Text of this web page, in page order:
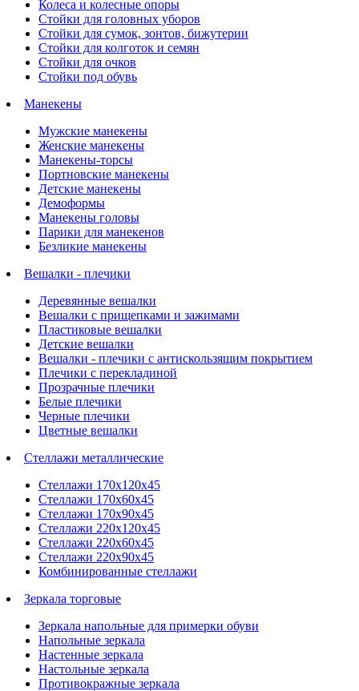
Колеса и колесные опоры
Стойки для головных уборов
Стойки для сумок, зонтов, бижутерии
Стойки для колготок и семян
Стойки для очков
Стойки под обувь
Манекены
Мужские манекены
Женские манекены
Манекены-торсы
Портновские манекены
Детские манекены
Демоформы
Манекены головы
Парики для манекенов
Безликие манекены
Вешалки - плечики
Деревянные вешалки
Вешалки с прищепками и зажимами
Пластиковые вешалки
Детские вешалки
Вешалки - плечики с антискользящим покрытием
Плечики с перекладиной
Прозрачные плечики
Белые плечики
Черные плечики
Цветные вешалки
Стеллажи металлические
Стеллажи 170х120х45
Стеллажи 170х60х45
Стеллажи 170х90х45
Стеллажи 220х120х45
Стеллажи 220х60х45
Стеллажи 220х90х45
Комбинированные стеллажи
Зеркала торговые
Зеркала напольные для примерки обуви
Напольные зеркала
Настенные зеркала
Настольные зеркала
Противокражные зеркала